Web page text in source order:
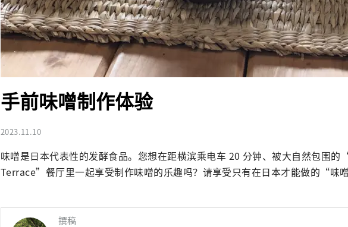
手前味噌制作体验
2023.11.10
味噌是日本代表性的发酵食品。您想在距横滨乘电车 20 分钟、被大自然包围
Terrace”餐厅里一起享受制作味噌的乐趣吗？请享受只有在日本才能做的“味
撰稿